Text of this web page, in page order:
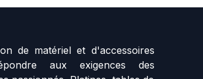
de matériel et d'accessoires
aux exigences des